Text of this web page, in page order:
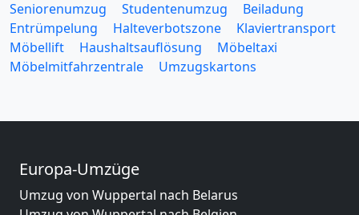
Seniorenumzug
Studentenumzug
Beiladung
Entrümpelung
Halteverbotszone
Klaviertransport
Möbellift
Haushaltsauflösung
Möbeltaxi
Möbelmitfahrzentrale
Umzugskartons
Europa-Umzüge
Umzug von Wuppertal nach Belarus